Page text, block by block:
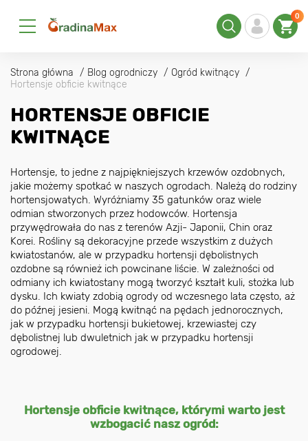
0
Strona główna Blog ogrodniczy
Ogród kwitnący
Hortensje obficie kwitnące
HORTENSJE OBFICIE
KWITNĄCE
Hortensje, to jedne z najpiękniejszych krzewów ozdobnych,
jakie możemy spotkać w naszych ogrodach. Należą do rodziny
hortensjowatych. Wyróżniamy 35 gatunków oraz wiele
odmian stworzonych przez hodowców. Hortensja
przywędrowała do nas z terenów Azji- Japonii, Chin oraz
Korei. Rośliny są dekoracyjne przede wszystkim z dużych
kwiatostanów, ale w przypadku hortensji dębolistnych
ozdobne są również ich powcinane liście. W zależności od
odmiany ich kwiatostany mogą tworzyć kształt kuli, stożka lub
dysku. Ich kwiaty zdobią ogrody od wczesnego lata często, aż
do późnej jesieni. Mogą kwitnąć na pędach jednorocznych,
jak w przypadku hortensji bukietowej, krzewiastej czy
dębolistnej lub dwuletnich jak w przypadku hortensji
ogrodowej.
Hortensje obficie kwitnące, którymi warto jest
wzbogacić nasz ogród: